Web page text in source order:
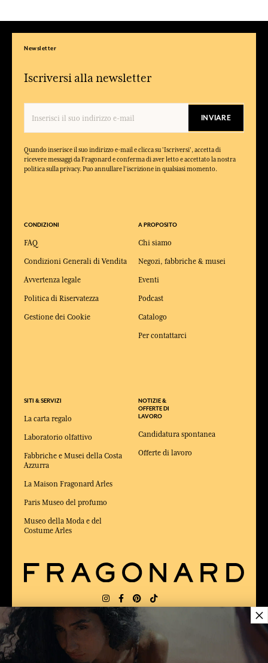
Newsletter
Iscriversi alla newsletter
INVIARE
Quando inserisce il suo indirizzo e-mail e clicca su 'Iscriversi', accetta di
ricevere messaggi da Fragonard e conferma di aver letto e accettato la nostra
politica sulla privacy. Puo annullare l'iscrizione in qualsiasi momento.
CONDIZIONI
FAQ
Condizioni Generali di Vendita
Avvertenza legale
Politica di Riservatezza
Gestione dei Cookie
SITI & SERVIZI
La carta regalo
Laboratorio olfattivo
Fabbriche e Musei della Costa
Azzurra
La Maison Fragonard Arles
Paris Museo del profumo
Museo della Moda e del
Costume Arles
A PROPOSITO
Chi siamo
Negozi, fabbriche & musei
Eventi
Podcast
Catalogo
Per contattarci
NOTIZIE &
OFFERTE DI
LAVORO
Candidatura spontanea
Offerte di lavoro
CONSEGNA: US LINGUA:
×